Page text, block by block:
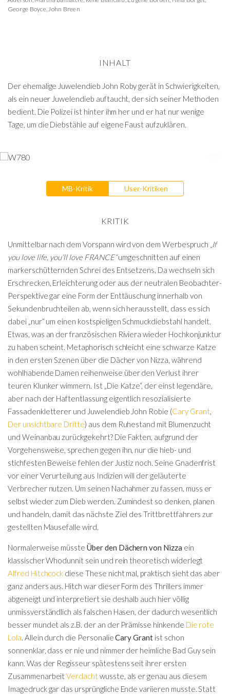
George Boyce,John Breen
INHALT
Der ehemalige Juwelendieb John Roby gerät in Schwierigkeiten,
als ein neuer Juwelendieb auftaucht, der sich seiner Methoden
bedient. Die Polizei ist hinter ihm her und er hat nur wenige
Tage, um die Diebstähle auf eigene Faust aufzuklären.
MB-Kritik User-Kritiken
KRITIK
Unmittelbar nach dem Vorspann wird von dem Werbespruch „If
you love life, you’ll love FRANCE“umgeschnitten auf einen
markerschütternden Schrei des Entsetzens. Da wechseln sich
Erschrecken, Erleichterung oder aus der neutralen Beobachter-
Perspektive gar eine Form der Enttäuschung innerhalb von
Sekundenbruchteilen ab, wenn sich herausstellt, dass es sich
dabei „nur“ um einen kostspieligen Schmuckdiebstahl handelt.
Etwas, was an der französischen Riviera wieder Hochkonjunktur
zu haben scheint. Metaphorisch schleicht eine schwarze Katze
in den ersten Szenen über die Dächer von Nizza, während
wohlhabende Damen reihenweise über den Verlust ihrer
teuren Klunker wimmern. Ist „Die Katze“, der einst legendäre,
aber nach der Haftentlassung eigentlich resozialisierte
Fassadenkletterer und Juwelendieb John Robie (Cary Grant,
Der unsichtbare Dritte) aus dem Ruhestand mit Blumenzucht
und Weinanbau zurückgekehrt? Die Fakten, aufgrund der
Vorgehensweise, sprechen gegen ihn, nur die hieb- und
stichfesten Beweise fehlen der Justiz noch. Seine Gnadenfrist
vor einer Verurteilung aus Indizien will der geläuterte
Verbrecher nutzen. Um seinen Nachahmer zu fassen, muss er
selbst wieder zum Dieb werden. Zumindest so denken, planen
und handeln, damit das nächste Ziel des Trittbrettfahrers zur
gestellten Mausefalle wird.
Normalerweise müssteÜber den Dächern von Nizza ein
klassischer Whodunnit sein und rein theoretisch widerlegt
Alfred Hitchcock diese These nicht mal, praktisch sieht das aber
ganz anders aus. Hitch war dieser Form des Thrillers immer
abgeneigt und interpretiert sie deshalb auch hier völlig
unmissverständlich als falschen Hasen, der dadurch wesentlich
besser mundet als z.B. der an der Prämisse hinkende Die rote
Lola . Allein durch die PersonalieCary Grant ist schon
sonnenklar, dass er nie und nimmer der heimliche Bad Guy sein
kann. Was der Regisseur spätestens seit ihrer ersten
ZusammenarbeitVerdachtwusste, als er genau aus diesem
Imagedruck gar das ursprüngliche Ende variieren musste. Statt